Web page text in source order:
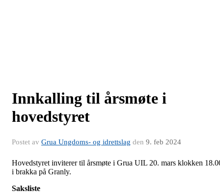
Innkalling til årsmøte i
hovedstyret
Postet av Grua Ungdoms- og idrettslag den 9. feb 2024
Hovedstyret inviterer til årsmøte i Grua UIL 20. mars klokken
i brakka på Granly.
Saksliste